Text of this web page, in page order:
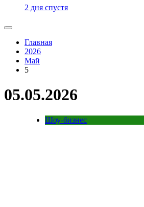
2 дня спустя
Главная
2026
Май
5
05.05.2026
Шоу-бизнес